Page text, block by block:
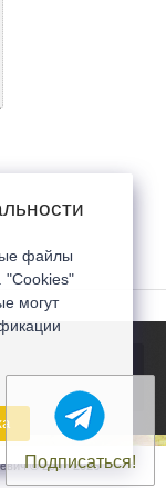
© 2007-2026
Подписаться!
файлы
"Cookies"
могут